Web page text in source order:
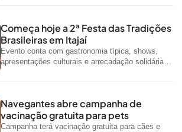
Começa hoje a 2ª Festa das Tradições
Brasileiras em Itajaí
Evento conta com gastronomia típica, shows,
apresentações culturais e arrecadação solidária
Navegantes abre campanha de
vacinação gratuita para pets
Campanha terá vacinação gratuita para cães e